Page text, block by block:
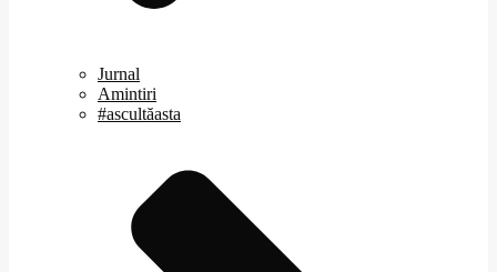
Jurnal
Amintiri
#ascultăasta